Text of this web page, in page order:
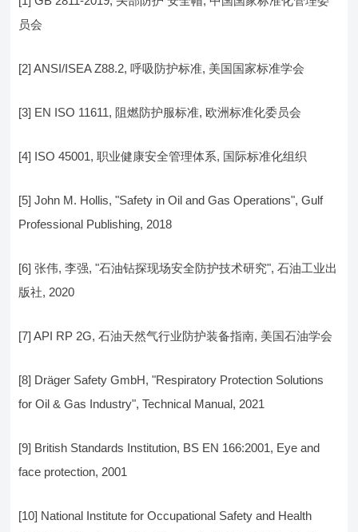
员会
[2] ANSI/ISEA Z88.2, 呼吸防护标准, 美国国家标准学会
[3] EN ISO 11611, 阻燃防护服标准, 欧洲标准化委员会
[4] ISO 45001, 职业健康安全管理体系, 国际标准化组织
[5] John M. Hollis, "Safety in Oil and Gas Operations", Gulf
Professional Publishing, 2018
[6] 张伟, 李强, "石油钻探现场安全防护技术研究", 石油工业出
版社, 2020
[7] API RP 2G, 石油天然气行业防护装备指南, 美国石油学会
[8] Dräger Safety GmbH, "Respiratory Protection Solutions
for Oil & Gas Industry", Technical Manual, 2021
[9] British Standards Institution, BS EN 166:2001, Eye and
face protection, 2001
[10] National Institute for Occupational Safety and Health